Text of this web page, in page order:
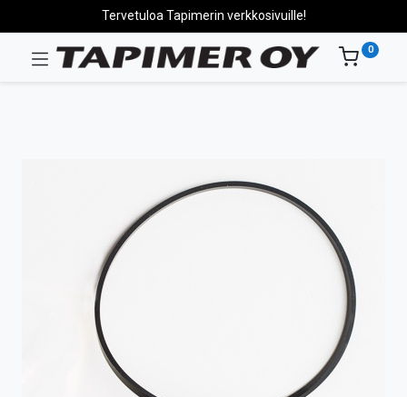
Tervetuloa Tapimerin verkkosivuille!
0